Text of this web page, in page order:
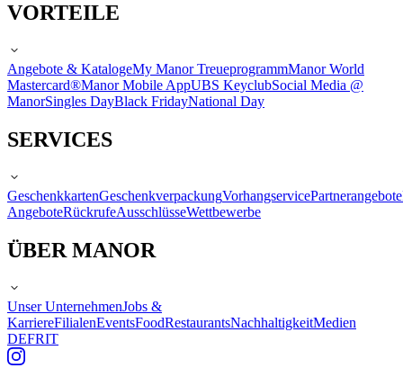
VORTEILE
Angebote & KatalogeMy Manor TreueprogrammManor World
Mastercard®Manor Mobile AppUBS KeyclubSocial Media @
ManorSingles DayBlack FridayNational Day
SERVICES
GeschenkkartenGeschenkverpackungVorhangservicePartnerangebote
AngeboteRückrufeAusschlüsseWettbewerbe
ÜBER MANOR
Unser UnternehmenJobs &
KarriereFilialenEventsFoodRestaurantsNachhaltigkeitMedien
DEFRIT